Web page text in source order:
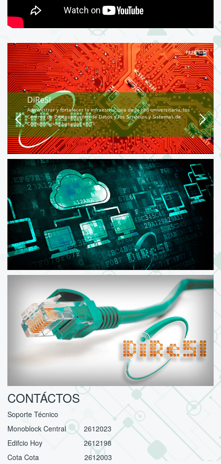
DiReSI
Administrar y fortalecer la infraestructura de la red universitaria, los
Centros de Procesamiento de Datos y los Servicios y Sistemas de
Comunicación basados en TI.
CONTÁCTOS
Soporte Técnico
Monoblock Central 2612023
Edifcio Hoy 2612198
Cota Cota 2612003